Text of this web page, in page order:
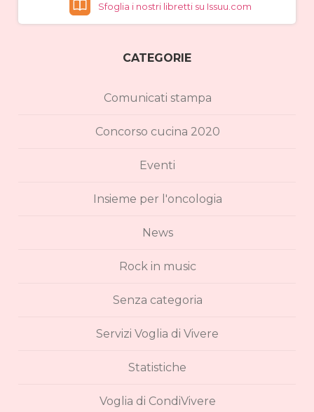
Sfoglia i nostri libretti su Issuu.com
CATEGORIE
Comunicati stampa
Concorso cucina 2020
Eventi
Insieme per l'oncologia
News
Rock in music
Senza categoria
Servizi Voglia di Vivere
Statistiche
Voglia di CondiVivere